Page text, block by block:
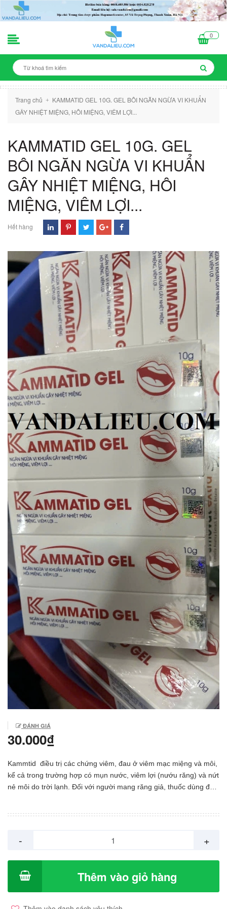
0
Trang chủ +
KAMMATID GEL 10G. GEL BÔI NGĂN NGỪA VI KHUẨN
GÂY NHIỆT MIỆNG, HÔI MIỆNG, VIÊM LỢI...
KAMMATID GEL 10G. GEL
BÔI NGĂN NGỪA VI KHUẨN
GÂY NHIỆT MIỆNG, HÔI
MIỆNG, VIÊM LỢI...
Hết hàng
ĐÁNH GIÁ
30.000₫
Kammtid điều trị các chứng viêm, đau ở viêm mạc miệng và môi,
kể cả trong trường hợp có mụn nước, viêm lợi (nướu răng) và nứt
nẻ môi do trời lạnh. Đối với người mang răng giả, thuốc dùng để
vào lợi, vòm miệng và niêm mạc bị kích ứng và mẫn cảm. Ngăn
dùng trong phẫu thuật chỉnh răng. LIỀU DÙNG - CÁCH DÙNG
Người lớn: Trừ khi có các chỉ dẫn khác, đối với các chứng viêm
lợi: mỗi lần bôi khoảng 1/2cm chiều dài thuốc lấy ra từ ống thuốc,
3 lần mỗi ngày, vào các vùng sưng viêm và đau, lưu ý bôi nhẹ
- +
Thêm vào giỏ hàng